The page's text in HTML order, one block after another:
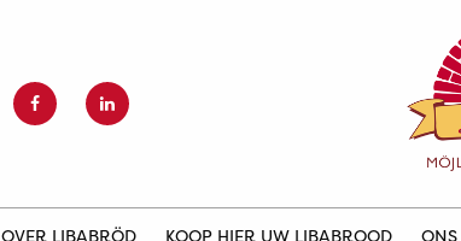
OVER LIBABRÖD KOOP HIER UW LIBABROOD